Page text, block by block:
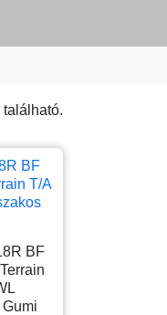
található.
BF